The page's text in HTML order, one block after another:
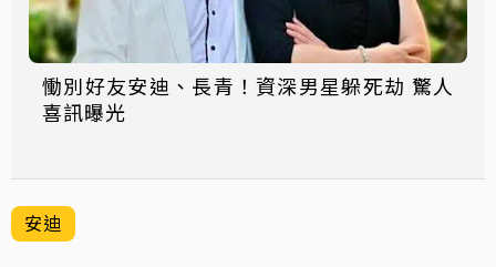
慟別好友安迪、長青！資深男星躲死劫 驚人
喜訊曝光
安迪